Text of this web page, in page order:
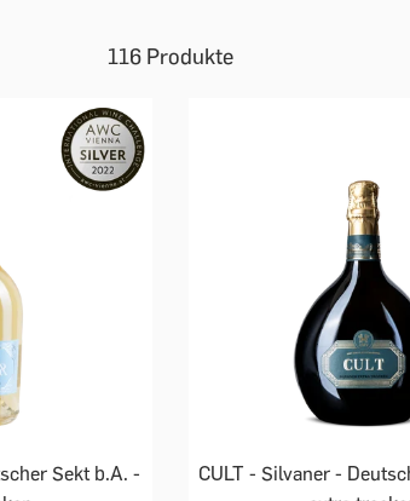
116 Produkte
Sekt b.A. -
CULT - Silvaner -